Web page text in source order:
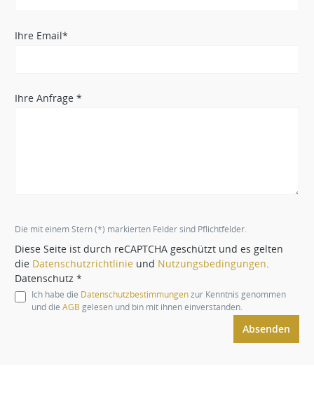
Ihre Email*
Ihre Anfrage *
Die mit einem Stern (*) markierten Felder sind Pflichtfelder.
Diese Seite ist durch reCAPTCHA geschützt und es gelten
die Datenschutzrichtlinie und Nutzungsbedingungen
Datenschutz *
Ich habe die Datenschutzbestimmungenzur Kenntnis genommen
und die AGB gelesen und bin mit ihnen einverstanden.
Absenden